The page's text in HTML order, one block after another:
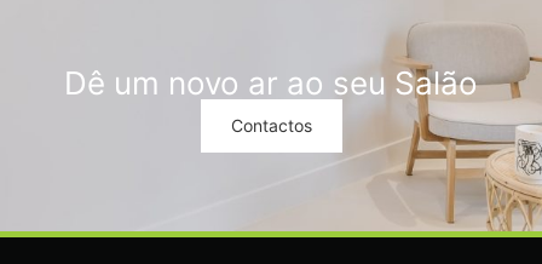
Dê um novo ar ao seu Salão
Contactos